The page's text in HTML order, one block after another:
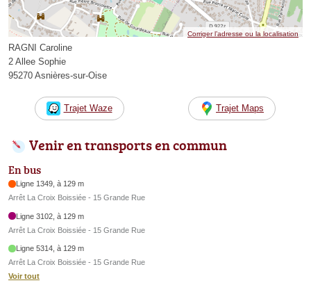
Corriger l’adresse ou la localisation
RAGNI Caroline
2 Allee Sophie
95270 Asnières-sur-Oise
Trajet Waze Trajet Maps
Venir en transports en commun
En bus
Ligne 1349, à 129 m
Arrêt La Croix Boissiée - 15 Grande Rue
Ligne 3102, à 129 m
Arrêt La Croix Boissiée - 15 Grande Rue
Ligne 5314, à 129 m
Arrêt La Croix Boissiée - 15 Grande Rue
Voir tout